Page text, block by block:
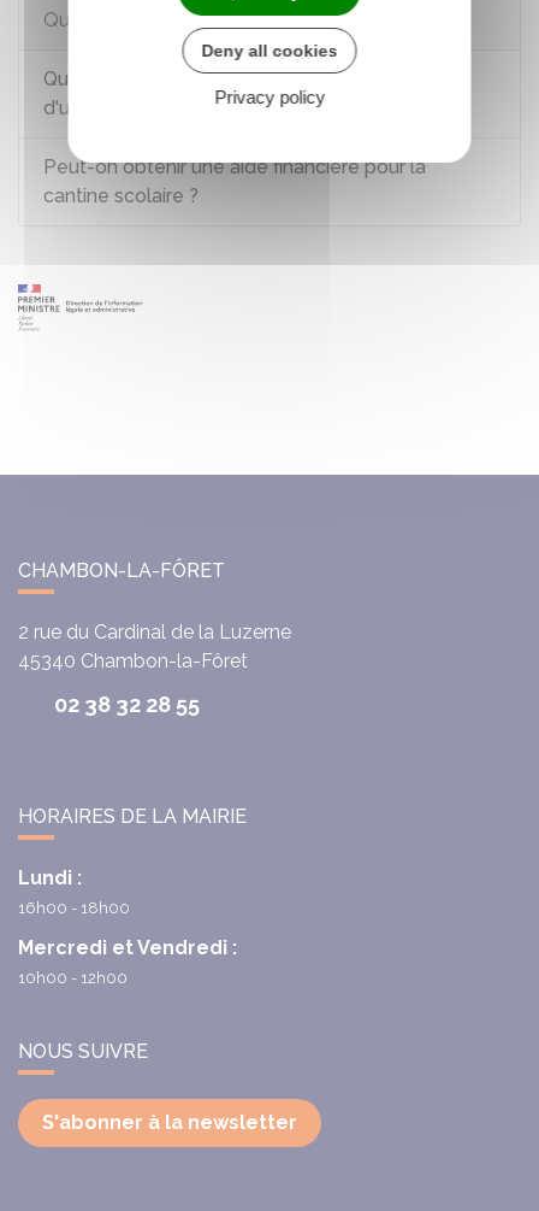
Questions ? Réponses !
Quelles sont les aides pour financer la scolarité
d'un élève ?
Peut-on obtenir une aide financière pour la
cantine scolaire ?
CHAMBON-LA-FÔRET
2 rue du Cardinal de la Luzerne
45340 Chambon-la-Fôret
02 38 32 28 55
HORAIRES DE LA MAIRIE
Lundi :
16h00 - 18h00
Mercredi et Vendredi :
10h00 - 12h00
NOUS SUIVRE
S'abonner à la newsletter
Deny all cookies
Privacy policy